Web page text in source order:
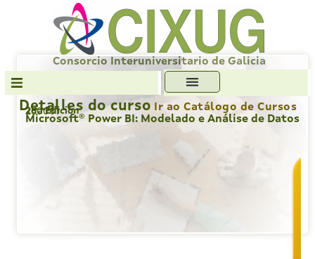
Consorcio Interuniversitario de Galicia
Transparencia
Detalles do curso Ir ao Catálogo de Cursos
260061
2da Edición
Microsoft® Power BI: Modelado e Análise de Datos